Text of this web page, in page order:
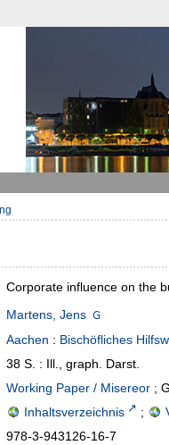
Corporate influence on the
Martens, Jens
Aachen : Bischöfliches
38 S. : Ill., graph. Darst.
Working Paper / Misereor ;
Inhaltsverzeichnis ;
978-3-943126-16-7